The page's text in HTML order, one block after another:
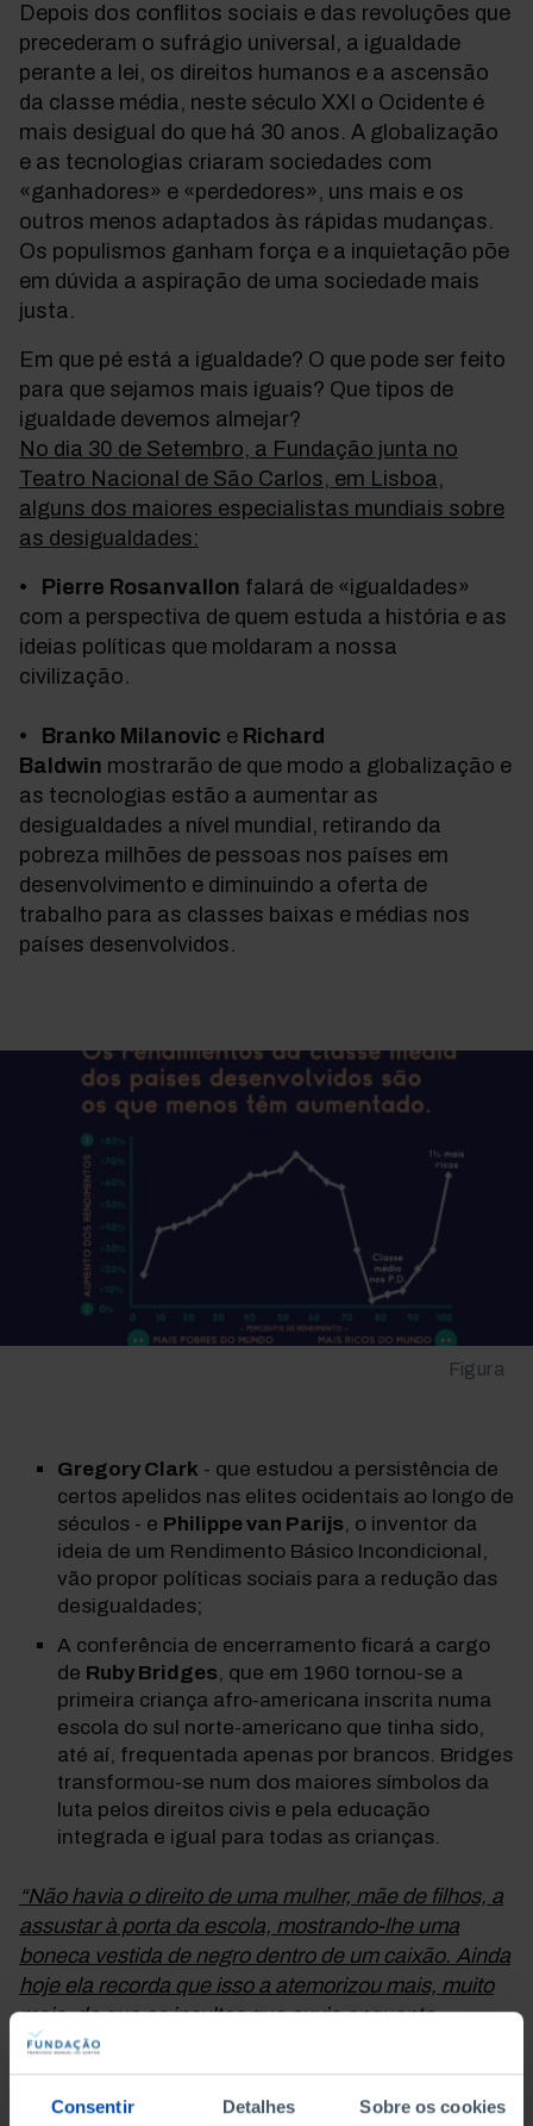
Consentir Detalhes Sobre os cookies
Depois dos conflitos sociais e das revoluções que
precederam o sufrágio universal, a igualdade
perante a lei, os direitos humanos e a ascensão
da classe média, neste século XXI o Ocidente é
mais desigual do que há 30 anos. A globalização
e as tecnologias criaram sociedades com
«ganhadores» e «perdedores», uns mais e os
outros menos adaptados às rápidas mudanças.
Os populismos ganham força e a inquietação põe
em dúvida a aspiração de uma sociedade mais
justa.
Em que pé está a igualdade? O que pode ser feito
para que sejamos mais iguais? Que tipos de
igualdade devemos almejar?
No dia 30 de Setembro, a Fundação junta no
Teatro Nacional de São Carlos, em Lisboa,
alguns dos maiores especialistas mundiais sobre
as desigualdades:
• Pierre Rosanvallon falará de «igualdades»
com a perspectiva de quem estuda a história e as
ideias políticas que moldaram a nossa
civilização.
• Branko Milanovic e Richard
Baldwin mostrarão de que modo a globalização e
as tecnologias estão a aumentar as
desigualdades a nível mundial, retirando da
pobreza milhões de pessoas nos países em
desenvolvimento e diminuindo a oferta de
trabalho para as classes baixas e médias nos
países desenvolvidos.
Figura
Gregory Clark - que estudou a persistência de
certos apelidos nas elites ocidentais ao longo de
séculos - e Philippe van Parijs , o inventor da
ideia de um Rendimento Básico Incondicional,
vão propor políticas sociais para a redução das
desigualdades;
A conferência de encerramento ficará a cargo
de Ruby Bridges , que em 1960 tornou-se a
primeira criança afro-americana inscrita numa
escola do sul norte-americano que tinha sido,
até aí, frequentada apenas por brancos. Bridges
transformou-se num dos maiores símbolos da
luta pelos direitos civis e pela educação
integrada e igual para todas as crianças.
“Não havia o direito de uma mulher, mãe de filhos, a
assustar à porta da escola, mostrando-lhe uma
boneca vestida de negro dentro de um caixão. Ainda
hoje ela recorda que isso a atemorizou mais, muito
mais, do que os insultos que ouvia enquanto
caminhava.”
Belezae Richard Zimler , num debate sobre